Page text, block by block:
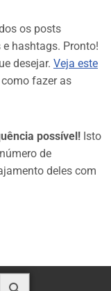
os posts
hashtags. Pronto!
desejar. Veja este
fazer as
possível! Isto
de
deles com